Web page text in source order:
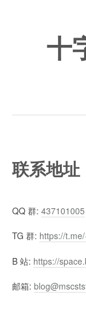
十
联系地址
QQ 群: 437101005
TG 群: https://
B 站: https://
邮箱: